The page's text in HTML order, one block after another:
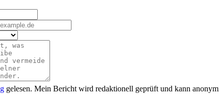
gelesen. Mein Bericht wird redaktionell geprüft und kann